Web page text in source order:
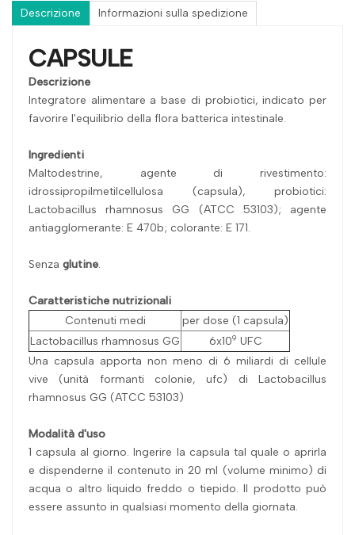
Descrizione Informazioni sulla spedizione
CAPSULE
Descrizione
Integratore alimentare a base di probiotici, indicato per
favorire l'equilibrio della flora batterica intestinale.
Ingredienti
Maltodestrine, agente di rivestimento:
idrossipropilmetilcellulosa (capsula), probiotici:
Lactobacillus rhamnosus GG (ATCC 53103); agente
antiagglomerante: E 470b; colorante: E 171.
Senza glutine.
Caratteristiche nutrizionali
Contenuti medi
per dose (1 capsula)
Lactobacillus rhamnosus GG
6x109 UFC
Una capsula apporta non meno di 6 miliardi di cellule
vive (unità formanti colonie, ufc) di Lactobacillus
rhamnosus GG (ATCC 53103)
Modalità d'uso
1 capsula al giorno. Ingerire la capsula tal quale o aprirla
e dispenderne il contenuto in 20 ml (volume minimo) di
acqua o altro liquido freddo o tiepido. Il prodotto può
essere assunto in qualsiasi momento della giornata.